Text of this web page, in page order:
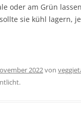
oder am Grün
sie kühl lagern,
2022von